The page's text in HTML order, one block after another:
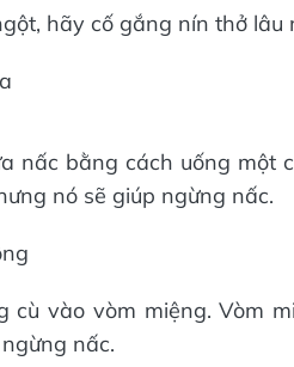
hãy cố gắng nín thở lâu
nấc bằng cách uống một
nó sẽ giúp ngừng nấc.
cù vào vòm miệng. Vòm
nấc.